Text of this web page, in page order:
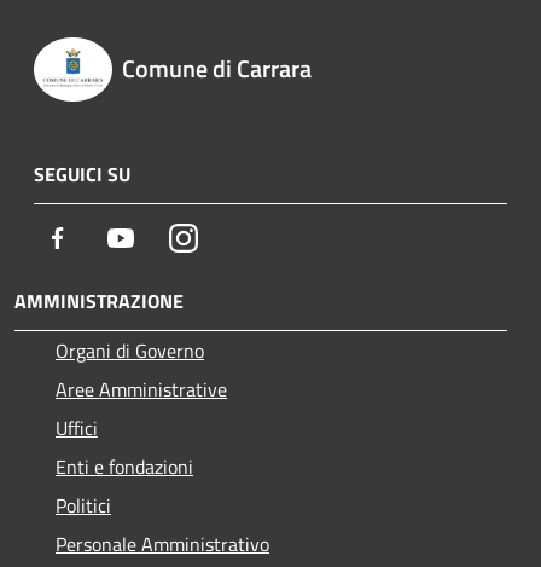
Comune di Carrara
SEGUICI SU
Facebook YoutubeInstagram
AMMINISTRAZIONE
Organi di Governo
Aree Amministrative
Uffici
Enti e fondazioni
Politici
Personale Amministrativo